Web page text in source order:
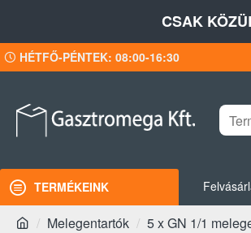
CSAK
HÉTFŐ-PÉNTEK: 08:00-16:30
TERMÉKEINK
Melegentartók 5 x GN 1/1